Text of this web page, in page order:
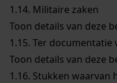
1.14. Militaire zaken
Toon details van deze
1.15. Ter documentatie
Toon details van deze
1.16. Stukken waarvan